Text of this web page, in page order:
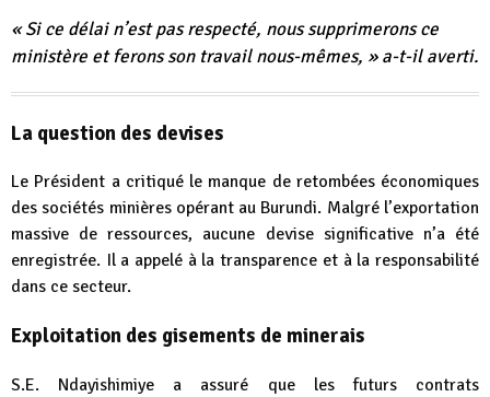
« Si ce délai n’est pas respecté, nous supprimerons ce
ministère et ferons son travail nous-mêmes, »a-t-il averti.
La question des devises
Le Président a critiqué le manque de retombées économiques
des sociétés minières opérant au Burundi. Malgré l’exportation
massive de ressources, aucune devise significative n’a été
enregistrée. Il a appelé à la transparence et à la responsabilité
dans ce secteur.
Exploitation des gisements de minerais
S.E. Ndayishimiye a assuré que les futurs contrats